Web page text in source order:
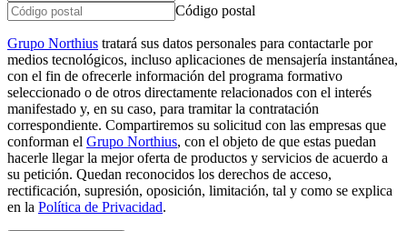
Código postal
Grupo Northius tratará sus datos personales para contactarle por
medios tecnológicos, incluso aplicaciones de mensajería instantánea,
con el fin de ofrecerle información del programa formativo
seleccionado o de otros directamente relacionados con el interés
manifestado y, en su caso, para tramitar la contratación
correspondiente. Compartiremos su solicitud con las empresas que
conforman el Grupo Northius, con el objeto de que estas puedan
hacerle llegar la mejor oferta de productos y servicios de acuerdo a
su petición. Quedan reconocidos los derechos de acceso,
rectificación, supresión, oposición, limitación, tal y como se explica
en la Política de Privacidad.